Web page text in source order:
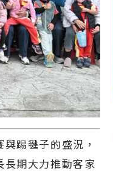
踢毽子的盛況，
長期大力推動客家